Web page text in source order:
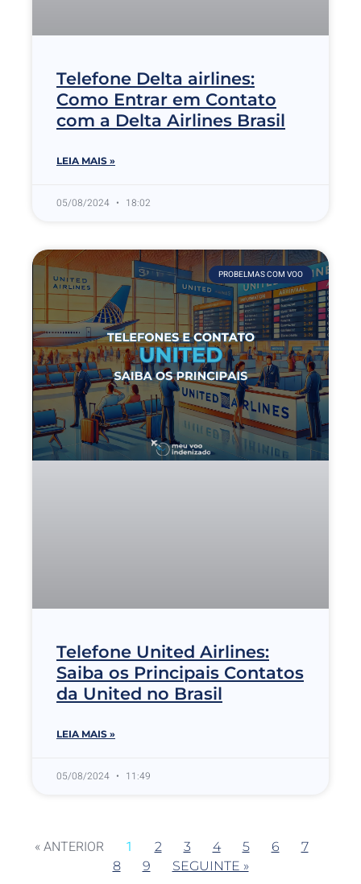
Telefone Delta airlines:
Como Entrar em Contato
com a Delta Airlines Brasil
LEIA MAIS »
05/08/2024 18:02
PROBELMAS COM VOO
Telefone United Airlines:
Saiba os Principais Contatos
da United no Brasil
LEIA MAIS »
05/08/2024 11:49
« ANTERIOR 1 2 3 4 5 6
7
8
9 SEGUINTE »